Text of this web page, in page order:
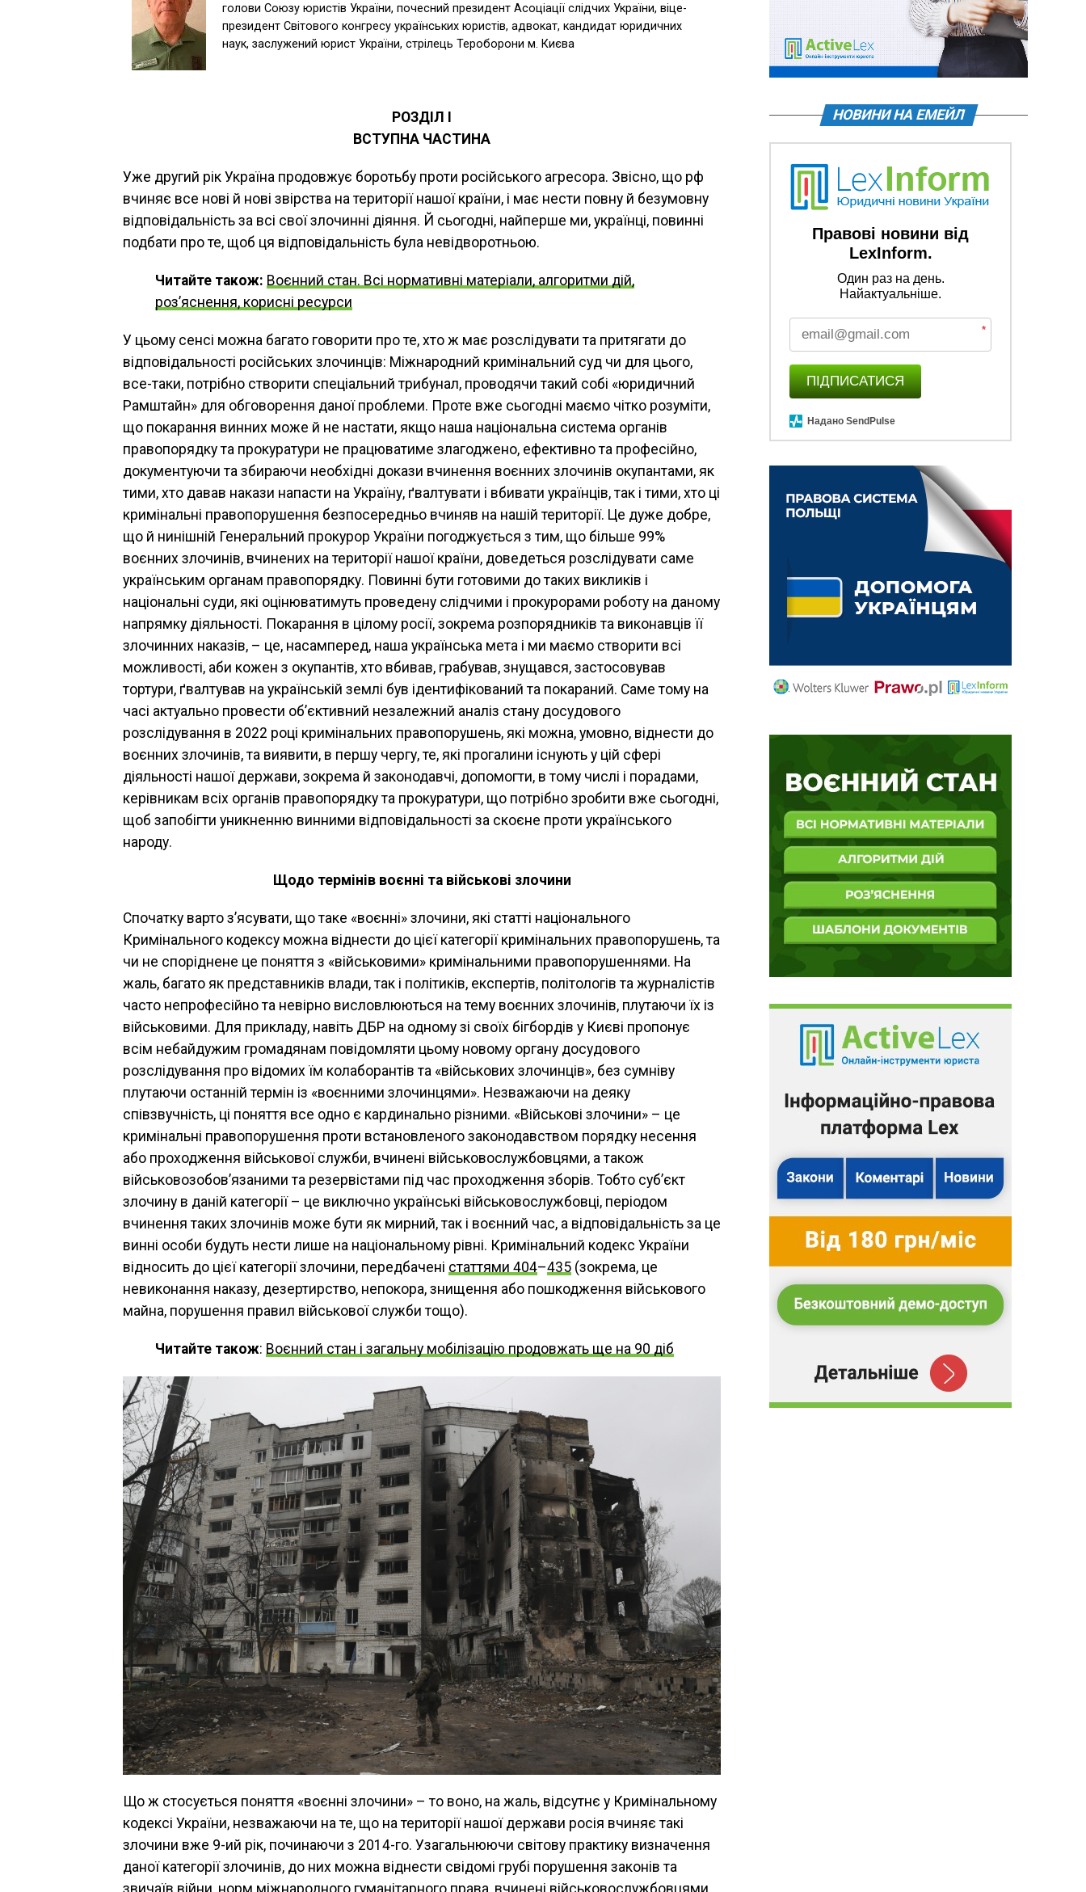
голови Союзу юристів України, почесний президент Асоціації слідчих України, віце-
президент Світового конгресу українських юристів, адвокат, кандидат юридичних
наук, заслужений юрист України, стрілець Тероборони м. Києва
РОЗДІЛ I
ВСТУПНА ЧАСТИНА
Уже другий рік Україна продовжує боротьбу проти російського агресора. Звісно, що рф
вчиняє все нові й нові звірства на території нашої країни, і має нести повну й безумовну
відповідальність за всі свої злочинні діяння. Й сьогодні, найперше ми, українці, повинні
подбати про те, щоб ця відповідальність була невідворотньою.
Читайте також: Воєнний стан. Всі нормативні матеріали, алгоритми дій,
роз’яснення, корисні ресурси
У цьому сенсі можна багато говорити про те, хто ж має розслідувати та притягати до
відповідальності російських злочинців: Міжнародний кримінальний суд чи для цього,
все-таки, потрібно створити спеціальний трибунал, проводячи такий собі «юридичний
Рамштайн» для обговорення даної проблеми. Проте вже сьогодні маємо чітко розуміти,
що покарання винних може й не настати, якщо наша національна система органів
правопорядку та прокуратури не працюватиме злагоджено, ефективно та професійно,
документуючи та збираючи необхідні докази вчинення воєнних злочинів окупантами, як
тими, хто давав накази напасти на Україну, ґвалтувати і вбивати українців, так і тими, хто ці
кримінальні правопорушення безпосередньо вчиняв на нашій території. Це дуже добре,
що й нинішній Генеральний прокурор України погоджується з тим, що більше 99%
воєнних злочинів, вчинених на території нашої країни, доведеться розслідувати саме
українським органам правопорядку. Повинні бути готовими до таких викликів і
національні суди, які оцінюватимуть проведену слідчими і прокурорами роботу на даному
напрямку діяльності. Покарання в цілому росії, зокрема розпорядників та виконавців її
злочинних наказів, – це, насамперед, наша українська мета і ми маємо створити всі
можливості, аби кожен з окупантів, хто вбивав, грабував, знущався, застосовував
тортури, ґвалтував на українській землі був ідентифікований та покараний. Саме тому на
часі актуально провести об’єктивний незалежний аналіз стану досудового
розслідування в 2022 році кримінальних правопорушень, які можна, умовно, віднести до
воєнних злочинів, та виявити, в першу чергу, те, які прогалини існують у цій сфері
діяльності нашої держави, зокрема й законодавчі, допомогти, в тому числі і порадами,
керівникам всіх органів правопорядку та прокуратури, що потрібно зробити вже сьогодні,
щоб запобігти уникненню винними відповідальності за скоєне проти українського
народу.
Щодо термінів воєнні та військові злочини
Спочатку варто з’ясувати, що таке «воєнні» злочини, які статті національного
Кримінального кодексу можна віднести до цієї категорії кримінальних правопорушень, та
чи не споріднене це поняття з «військовими» кримінальними правопорушеннями. На
жаль, багато як представників влади, так і політиків, експертів, політологів та журналістів
часто непрофесійно та невірно висловлюються на тему воєнних злочинів, плутаючи їх із
військовими. Для прикладу, навіть ДБР на одному зі своїх бігбордів у Києві пропонує
всім небайдужим громадянам повідомляти цьому новому органу досудового
розслідування про відомих їм колаборантів та «військових злочинців», без сумніву
плутаючи останній термін із «воєнними злочинцями». Незважаючи на деяку
співзвучність, ці поняття все одно є кардинально різними. «Військові злочини» – це
кримінальні правопорушення проти встановленого законодавством порядку несення
або проходження військової служби, вчинені військовослужбовцями, а також
військовозобов’язаними та резервістами під час проходження зборів. Тобто суб’єкт
злочину в даній категорії – це виключно українські військовослужбовці, періодом
вчинення таких злочинів може бути як мирний, так і воєнний час, а відповідальність за це
винні особи будуть нести лише на національному рівні. Кримінальний кодекс України
відносить до цієї категорії злочини, передбачені статтями 404–435 (зокрема, це
невиконання наказу, дезертирство, непокора, знищення або пошкодження військового
майна, порушення правил військової служби тощо).
Читайте також: Воєнний стан і загальну мобілізацію продовжать ще на 90 діб
Що ж стосується поняття «воєнні злочини» – то воно, на жаль, відсутнє у Кримінальному
кодексі України, незважаючи на те, що на території нашої держави росія вчиняє такі
злочини вже 9-ий рік, починаючи з 2014-го. Узагальнюючи світову практику визначення
даної категорії злочинів, до них можна віднести свідомі грубі порушення законів та
звичаїв війни, норм міжнародного гуманітарного права, вчинені військовослужбовцями
НОВИНИ НА ЕМЕЙЛ
Правові новини від
LexInform.
Один раз на день.
Найактуальніше.
*
ПІДПИСАТИСЯ
Надано SendPulse